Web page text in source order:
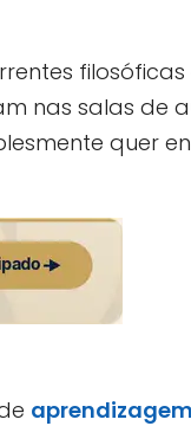
filosóficas
nas salas de
quer
aprendizagem